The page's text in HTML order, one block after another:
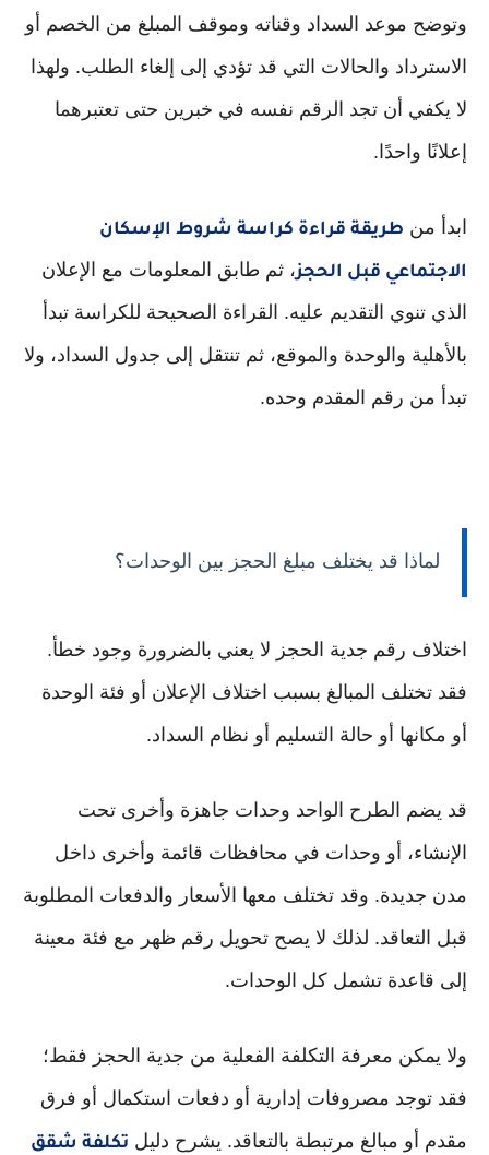
وتوضح موعد السداد وقناته وموقف المبلغ من الخصم أو
الاسترداد والحالات التي قد تؤدي إلى إلغاء الطلب. ولهذا
لا يكفي أن تجد الرقم نفسه في خبرين حتى تعتبرهما
إعلانًا واحدًا.
ابدأ من طريقة قراءة كراسة شروط الإسكان
الاجتماعي قبل الحجز، ثم طابق المعلومات مع الإعلان
الذي تنوي التقديم عليه. القراءة الصحيحة للكراسة تبدأ
بالأهلية والوحدة والموقع، ثم تنتقل إلى جدول السداد، ولا
تبدأ من رقم المقدم وحده.
لماذا قد يختلف مبلغ الحجز بين الوحدات؟
اختلاف رقم جدية الحجز لا يعني بالضرورة وجود خطأ.
فقد تختلف المبالغ بسبب اختلاف الإعلان أو فئة الوحدة
أو مكانها أو حالة التسليم أو نظام السداد.
قد يضم الطرح الواحد وحدات جاهزة وأخرى تحت
الإنشاء، أو وحدات في محافظات قائمة وأخرى داخل
مدن جديدة. وقد تختلف معها الأسعار والدفعات المطلوبة
قبل التعاقد. لذلك لا يصح تحويل رقم ظهر مع فئة معينة
إلى قاعدة تشمل كل الوحدات.
ولا يمكن معرفة التكلفة الفعلية من جدية الحجز فقط؛
فقد توجد مصروفات إدارية أو دفعات استكمال أو فرق
مقدم أو مبالغ مرتبطة بالتعاقد. يشرح دليل تكلفة شقق